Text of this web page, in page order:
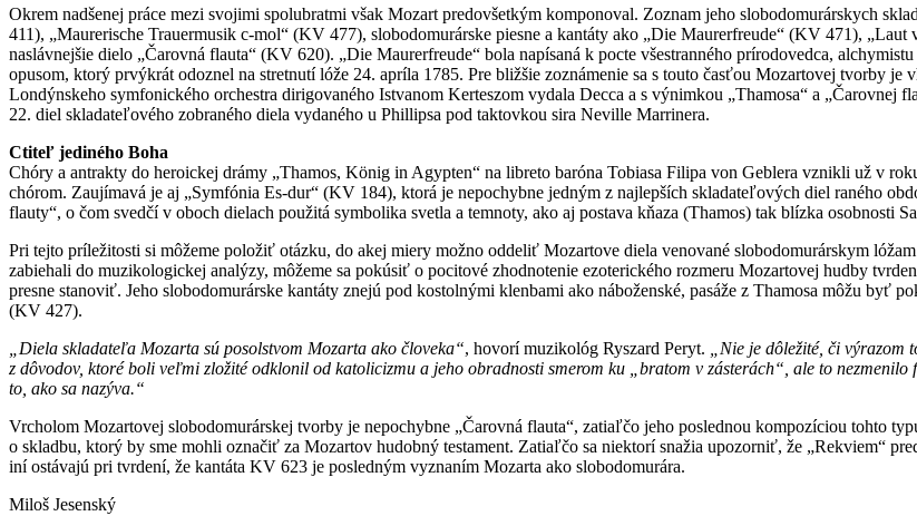
Okrem nadšenej práce mezi svojimi spolubratmi však Mozart predovšetkým komponoval. Zoznam jeho slobodomurárskych
411), „Maurerische Trauermusik c-mol“ (KV 477), slobodomurárske piesne a kantáty ako „Die Maurerfreude“ (KV 471),
naslávnejšie dielo „Čarovná flauta“ (KV 620). „Die Maurerfreude“ bola napísaná k pocte všestranného prírodovedca,
opusom, ktorý prvýkrát odoznel na stretnutí lóže 24. apríla 1785. Pre bližšie zoznámenie sa s touto časťou Mozartovej tvorby
Londýnskeho symfonického orchestra dirigovaného Istvanom Kerteszom vydala Decca a s výnimkou „Thamosa“ a
22. diel skladateľového zobraného diela vydaného u Phillipsa pod taktovkou sira Neville Marrinera.
Ctiteľ jediného Boha
Chóry a antrakty do heroickej drámy „Thamos, König in Agypten“ na libreto baróna Tobiasa Filipa von Geblera vznikli už v
chórom. Zaujímavá je aj „Symfónia Es-dur“ (KV 184), ktorá je nepochybne jedným z najlepších skladateľových diel raného
flauty“, o čom svedčí v oboch dielach použitá symbolika svetla a temnoty, ako aj postava kňaza (Thamos) tak blízka osobnosti
Pri tejto príležitosti si môžeme položiť otázku, do akej miery možno oddeliť Mozartove diela venované slobodomurárskym
zabiehali do muzikologickej analýzy, môžeme sa pokúsiť o pocitové zhodnotenie ezoterického rozmeru Mozartovej hudby
presne stanoviť. Jeho slobodomurárske kantáty znejú pod kostolnými klenbami ako náboženské, pasáže z Thamosa môžu byť
(KV 427).
„Diela skladateľa Mozarta sú posolstvom Mozarta ako človeka“, hovorí muzikológ Ryszard Peryt.
„Nie je dôležité, či
z dôvodov, ktoré boli veľmi zložité odklonil od katolicizmu a jeho obradnosti smerom ku „bratom v zásterách“, ale to
to, ako sa nazýva.“
Vrcholom Mozartovej slobodomurárskej tvorby je nepochybne „Čarovná flauta“, zatiaľčo jeho poslednou kompozíciou tohto
o skladbu, ktorý by sme mohli označiť za Mozartov hudobný testament. Zatiaľčo sa niektorí snažia upozorniť, že „Rekviem“
iní ostávajú pri tvrdení, že kantáta KV 623 je posledným vyznaním Mozarta ako slobodomurára.
Miloš Jesenský